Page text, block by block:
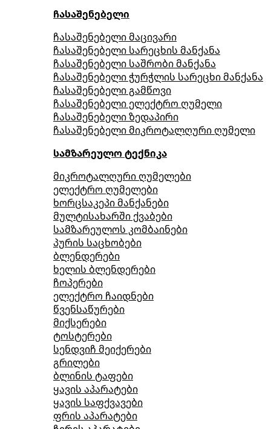
ჩასაშენებელი
ჩასაშენებელი მაცივარი
ჩასაშენებელი სარეცხის მანქანა
ჩასაშენებელი საშრობი მანქანა
ჩასაშენებელი ჭურჭლის სარეცხი მანქანა
ჩასაშენებელი გამწოვი
ჩასაშენებელი ელექტრო ღუმელი
ჩასაშენებელი ზედაპირი
ჩასაშენებელი მიკროტალღური ღუმელი
სამზარეულო ტექნიკა
მიკროტალღური ღუმელები
ელექტრო ღუმელები
ხორცსაკეპი მანქანები
მულტისახარში ქვაბები
სამზარეულოს კომბაინები
პურის საცხობები
ბლენდერები
ხელის ბლენდერები
ჩოპერები
ელექტრო ჩაიდნები
წვენსაწურები
მიქსერები
ტოსტერები
სენდვიჩ მეიქერები
გრილები
ბლინის ტაფები
ყავის აპარატები
ყავის საფქვავები
ფრის აპარატები